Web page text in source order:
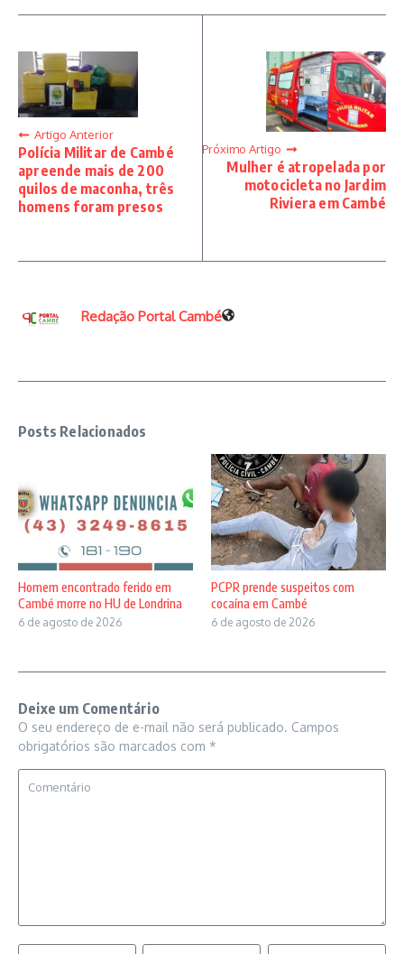
Artigo Anterior
Polícia Militar de Cambé
apreende mais de 200
quilos de maconha, três
homens foram presos
Próximo Artigo
Mulher é atropelada por
motocicleta no Jardim
Riviera em Cambé
Redação Portal Cambé
Posts Relacionados
Homem encontrado ferido em
Cambé morre no HU de Londrina
6 de agosto de 2026
PCPR prende suspeitos com
cocaína em Cambé
6 de agosto de 2026
Deixe um Comentário
O seu endereço de e-mail não será publicado. Campos
obrigatórios são marcados com *